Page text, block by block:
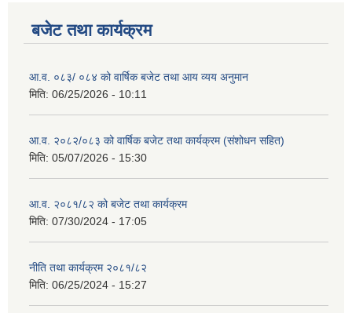
बजेट तथा कार्यक्रम
आ.व. ०८३/ ०८४ को वार्षिक बजेट तथा आय व्यय अनुमान
मिति: 06/25/2026 - 10:11
आ.व. २०८२/०८३ को वार्षिक बजेट तथा कार्यक्रम (संशोधन सहित)
मिति: 05/07/2026 - 15:30
आ.व. २०८१/८२ को बजेट तथा कार्यक्रम
मिति: 07/30/2024 - 17:05
नीति तथा कार्यक्रम २०८१/८२
मिति: 06/25/2024 - 15:27